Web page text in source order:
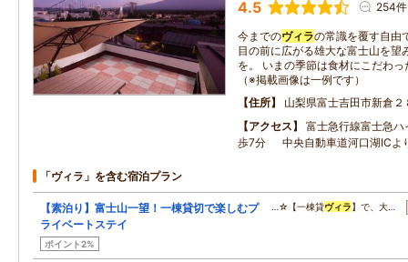
4.5 254件
今までのヴィラの常識を覆す自由
目の前に広がる雄大な富士山を望
を。 いまの季節は食材にこだわ
（※掲載画像は一例です）
住所
山梨県富士吉田市新倉
アクセス
富士急行線富士急
歩7分 中央自動車道河口湖ICよ
「ヴィラ」を含む宿泊プラン
【素泊り】富士山一望！一棟貸切で楽しむプ
ライベートステイ
ポイント2%
…☆【一棟貸ヴィラ】で、大…